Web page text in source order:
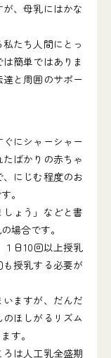
、母乳にはかな
たち人間にとっ
簡単ではありま
と周囲のサポー
にシャーシャー
ばかりの赤ちゃ
にじむ程度のお
。
ょう」などと書
場合です。
日10回以上授乳
授乳する必要が
ますが、だんだ
ほしがるリズム
す。
は人工乳全盛期